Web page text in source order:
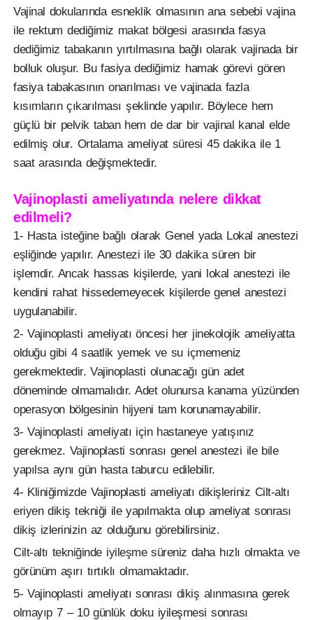
Vajinal dokularında esneklik olmasının ana sebebi vajina
ile rektum dediğimiz makat bölgesi arasında fasya
dediğimiz tabakanın yırtılmasına bağlı olarak vajinada bir
bolluk oluşur. Bu fasiya dediğimiz hamak görevi gören
fasiya tabakasının onarılması ve vajinada fazla
kısımların çıkarılması şeklinde yapılır. Böylece hem
güçlü bir pelvik taban hem de dar bir vajinal kanal elde
edilmiş olur. Ortalama ameliyat süresi 45 dakika ile 1
saat arasında değişmektedir.
Vajinoplasti ameliyatında nelere dikkat
edilmeli?
1- Hasta isteğine bağlı olarak Genel yada Lokal anestezi
eşliğinde yapılır. Anestezi ile 30 dakika süren bir
işlemdir. Ancak hassas kişilerde, yani lokal anestezi ile
kendini rahat hissedemeyecek kişilerde genel anestezi
uygulanabilir.
2- Vajinoplasti ameliyatı öncesi her jinekolojik ameliyatta
olduğu gibi 4 saatlik yemek ve su içmemeniz
gerekmektedir. Vajinoplasti olunacağı gün adet
döneminde olmamalıdır. Adet olunursa kanama yüzünden
operasyon bölgesinin hijyeni tam korunamayabilir.
3- Vajinoplasti ameliyatı için hastaneye yatışınız
gerekmez. Vajinoplasti sonrası genel anestezi ile bile
yapılsa aynı gün hasta taburcu edilebilir.
4- Kliniğimizde Vajinoplasti ameliyatı dikişleriniz Cilt-altı
eriyen dikiş tekniği ile yapılmakta olup ameliyat sonrası
dikiş izlerinizin az olduğunu görebilirsiniz.
Cilt-altı tekniğinde iyileşme süreniz daha hızlı olmakta ve
görünüm aşırı tırtıklı olmamaktadır.
5- Vajinoplasti ameliyatı sonrası dikiş alınmasına gerek
olmayıp 7 – 10 günlük doku iyileşmesi sonrası